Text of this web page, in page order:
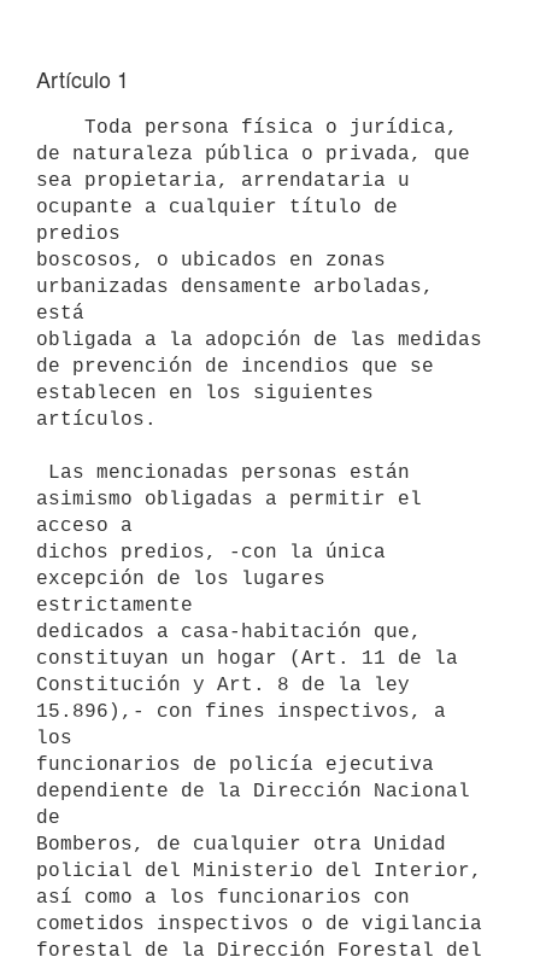
Artículo 1
de naturaleza pública o privada, que
sea propietaria, arrendataria u
ocupante a cualquier título de
predios
boscosos, o ubicados en zonas
urbanizadas densamente arboladas,
está
obligada a la adopción de las medidas
de prevención de incendios que se
establecen en los siguientes
artículos.
asimismo obligadas a permitir el
acceso a
dichos predios, -con la única
excepción de los lugares
estrictamente
dedicados a casa-habitación que,
constituyan un hogar (Art. 11 de la
Constitución y Art. 8 de la ley
15.896),- con fines inspectivos, a
los
funcionarios de policía ejecutiva
dependiente de la Dirección Nacional
de
Bomberos, de cualquier otra Unidad
policial del Ministerio del Interior,
así como a los funcionarios con
cometidos inspectivos o de vigilancia
forestal de la Dirección Forestal del